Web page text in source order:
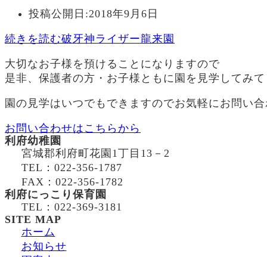
投稿公開日:2018年9月6日
続きを読む破牙神ライザー龍来園
大切なお子様を預けることになりますので
是非、保護者の方・お子様ともに園を見学してみ
園の見学はいつでもできますのでお気軽にお問い
お問い合わせはこちらから
利府幼稚園
宮城郡利府町花園1丁目13－2
TEL：022-356-1787
FAX：022-356-1782
利府にっこり保育園
TEL：022-369-3181
SITE MAP
ホーム
お知らせ